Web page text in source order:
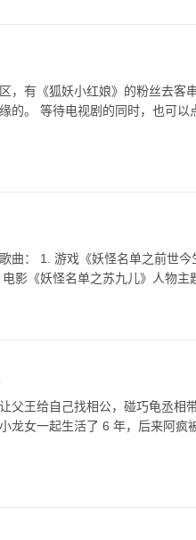
，有《狐妖小红娘》的粉丝去客
的。 等待电视剧的同时，也可
曲： 1. 游戏《妖怪名单之前世
影《妖怪名单之苏九儿》人物主
父王给自己找相公，碰巧龟丞相
龙女一起生活了 6 年，后来阿疯